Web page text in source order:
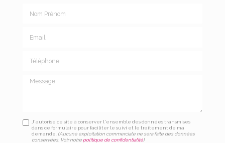
Message
J'autorise ce site à conserver l'ensemble des données transmises
dans ce formulaire pour faciliter le suivi et le traitement de ma
demande. (Aucune exploitation commerciale ne sera faite des données
conservées. Voir notre politique de confidentialité)